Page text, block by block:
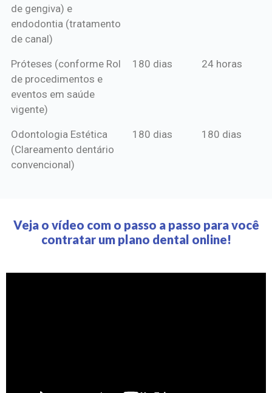
de gengiva) e
endodontia (tratamento
de canal)
Próteses (conforme Rol
de procedimentos e
eventos em saúde
vigente)
180 dias 24 horas
Odontologia Estética
(Clareamento dentário
convencional)
180 dias 180 dias
Veja o vídeo com o passo a passo para você
contratar um plano dental online!